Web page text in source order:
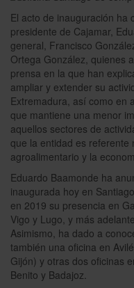
El acto de inauguración ha
presidente de Cajamar,
general, Francisco
Ortega González, quienes
prensa en la que han
ampliar y extender su
Extremadura, así como en
que mantiene una menor
aquellos sectores de
que la entidad es referente
agroalimentario y la
Eduardo Baamonde ha
inaugurada hoy en
en 2019 su presencia en
Vigo y Lugo, y más
Asimismo, ha dado a
también una oficina en
Gijón) y otras dos oficinas
Benito y Badajoz.
d
a
u
n
c
i
a
l
a
p
e
t
u
r
a
e
t
e
a